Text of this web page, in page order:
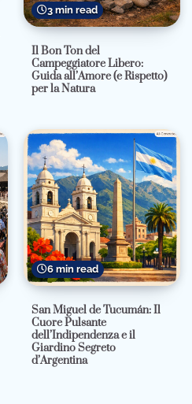
3 min read
Il Bon Ton del
Campeggiatore Libero:
Guida all’Amore (e Rispetto)
per la Natura
6 min read
San Miguel de Tucumán: Il
Cuore Pulsante
dell’Indipendenza e il
Giardino Segreto
d’Argentina